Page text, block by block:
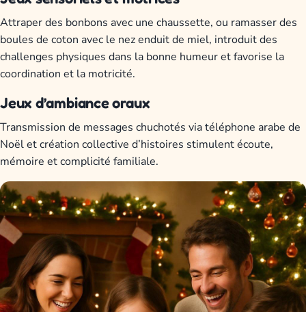
Attraper des bonbons avec une chaussette, ou ramasser des
boules de coton avec le nez enduit de miel, introduit des
challenges physiques dans la bonne humeur et favorise la
coordination et la motricité.
Jeux d’ambiance oraux
Transmission de messages chuchotés via téléphone arabe de
Noël et création collective d’histoires stimulent écoute,
mémoire et complicité familiale.